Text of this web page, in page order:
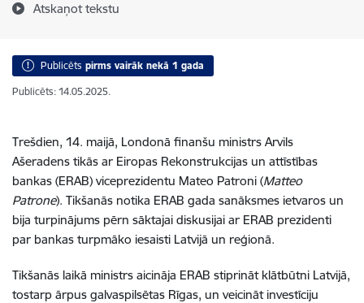
Atskaņot tekstu
Publicēts pirms vairāk nekā 1 gada
Publicēts: 14.05.2025.
Trešdien, 14. maijā, Londonā finanšu ministrs Arvils
Ašeradens tikās ar Eiropas Rekonstrukcijas un attīstības
bankas (ERAB) viceprezidentu Mateo Patroni (Matteo
Patrone). Tikšanās notika ERAB gada sanāksmes ietvaros un
bija turpinājums pērn sāktajai diskusijai ar ERAB prezidenti
par bankas turpmāko iesaisti Latvijā un reģionā.
Tikšanās laikā ministrs aicināja ERAB stiprināt klātbūtni Latvijā,
tostarp ārpus galvaspilsētas Rīgas, un veicināt investīciju